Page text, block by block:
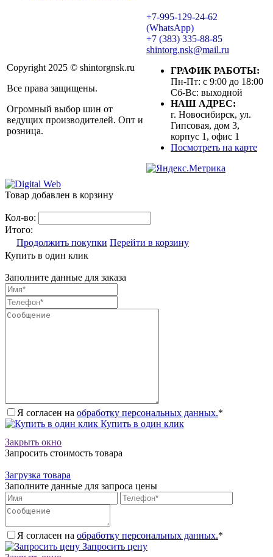
Copyright 2025 © shintorgnsk.ru
Все права защищены.
Огромный выбор шин от
ведущих производителей. Опт и
розница.
+7-995-129-24-62
(WhatsApp)
+7 (383) 335-88-85
shintorg.nsk@mail.ru
ГРАФИК РАБОТЫ:
Пн-Пт: с 9:00 до 18:00
Сб-Вс: выходной
НАШ АДРЕС:
г. Новосибирск, ул.
Гипсовая, дом 3,
корпус 1, офис 1
Посмотреть на карте
Товар добавлен в корзину
Кол-во:
Итого:
Продолжить покупки Перейти в корзину
Купить в один клик
Заполните данные для заказа
Я согласен на обработку персональных данных.*
Купить в один клик
Закрыть окно
Запросить стоимость товара
Загрузка товара
Заполните данные для запроса цены
Я согласен на обработку персональных данных.*
Запросить цену